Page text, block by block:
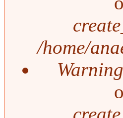
/home/
Warning